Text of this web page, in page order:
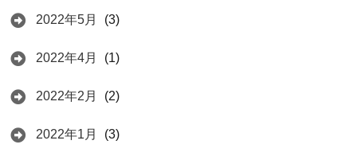
2022年5月 (3)
2022年4月 (1)
2022年2月 (2)
2022年1月 (3)